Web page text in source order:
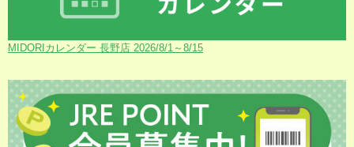
MIDORIカレンダー 長野店 2026/8/1～8/15